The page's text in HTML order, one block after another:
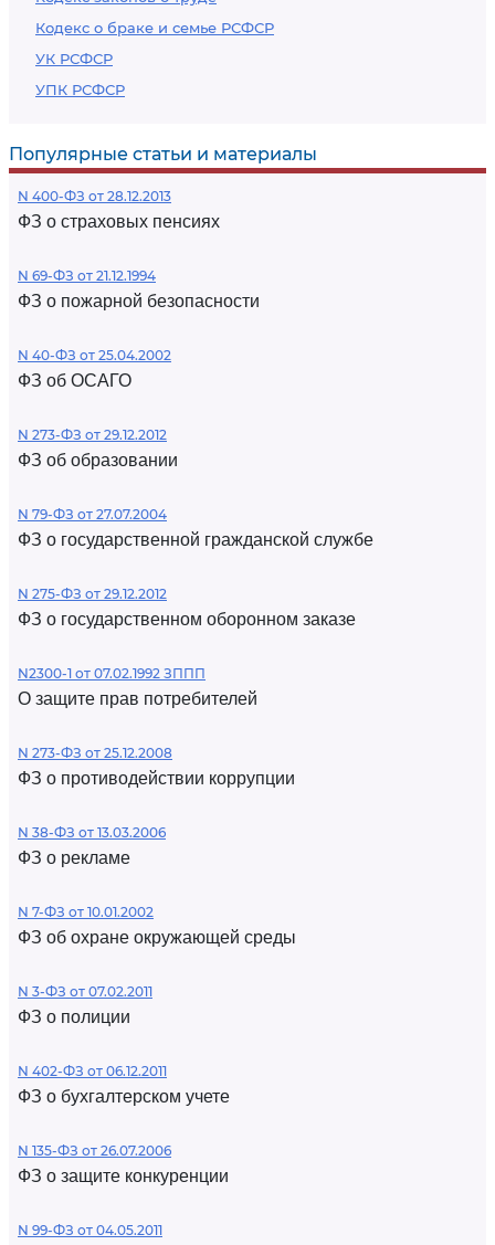
Кодекс о браке и семье РСФСР
УК РСФСР
УПК РСФСР
Популярные статьи и материалы
N 400-ФЗ от 28.12.2013
ФЗ о страховых пенсиях
N 69-ФЗ от 21.12.1994
ФЗ о пожарной безопасности
N 40-ФЗ от 25.04.2002
ФЗ об ОСАГО
N 273-ФЗ от 29.12.2012
ФЗ об образовании
N 79-ФЗ от 27.07.2004
ФЗ о государственной гражданской службе
N 275-ФЗ от 29.12.2012
ФЗ о государственном оборонном заказе
N2300-1 от 07.02.1992 ЗППП
О защите прав потребителей
N 273-ФЗ от 25.12.2008
ФЗ о противодействии коррупции
N 38-ФЗ от 13.03.2006
ФЗ о рекламе
N 7-ФЗ от 10.01.2002
ФЗ об охране окружающей среды
N 3-ФЗ от 07.02.2011
ФЗ о полиции
N 402-ФЗ от 06.12.2011
ФЗ о бухгалтерском учете
N 135-ФЗ от 26.07.2006
ФЗ о защите конкуренции
N 99-ФЗ от 04.05.2011